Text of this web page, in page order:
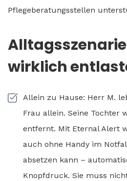
Pflegeberatungsstellen
wirklich
Allein zu Hause: Herr M.
Frau allein. Seine Tochter
entfernt. Mit Eternal Alert
auch ohne Handy im
absetzen kann –
Knopfdruck. Sie muss